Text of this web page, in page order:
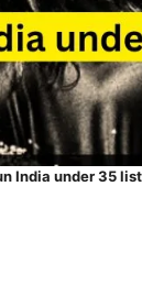
India under 35 list